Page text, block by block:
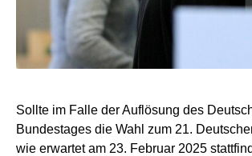
Sollte im Falle der Auflösung des
Bundestages die Wahl zum 21.
wie erwartet am 23. Februar 2025